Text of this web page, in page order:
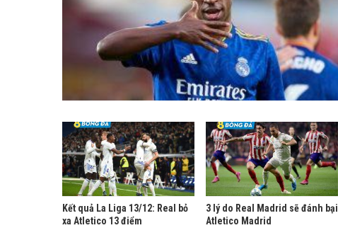
Kết quả La Liga 13/12: Real bỏ
xa Atletico 13 điểm
3 lý do Real Madrid sẽ đánh bại
Atletico Madrid